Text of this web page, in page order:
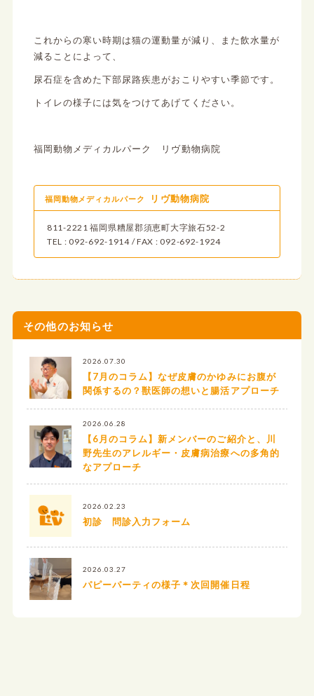
これからの寒い時期は猫の運動量が減り、また飲水量が
減ることによって、
尿石症を含めた下部尿路疾患がおこりやすい季節です。
トイレの様子には気をつけてあげてください。
福岡動物メディカルパーク リヴ動物病院
福岡動物メディカルパーク リヴ動物病院
811-2221 福岡県糟屋郡須恵町大字旅石52-2
TEL : 092-692-1914 / FAX : 092-692-1924
その他のお知らせ
2026.07.30
【7月のコラム】なぜ皮膚のかゆみにお腹が
関係するの？獣医師の想いと腸活アプローチ
2026.06.28
【6月のコラム】新メンバーのご紹介と、川
野先生のアレルギー・皮膚病治療への多角的
なアプローチ
2026.02.23
初診 問診入力フォーム
2026.03.27
パピーパーティの様子＊次回開催日程